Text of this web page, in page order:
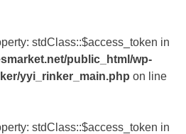
stdClass::$access_token in
public_html/wp-
yyi_rinker_main.php on line
stdClass::$access_token in